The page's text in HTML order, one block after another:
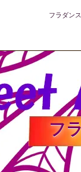
フラダン
フ